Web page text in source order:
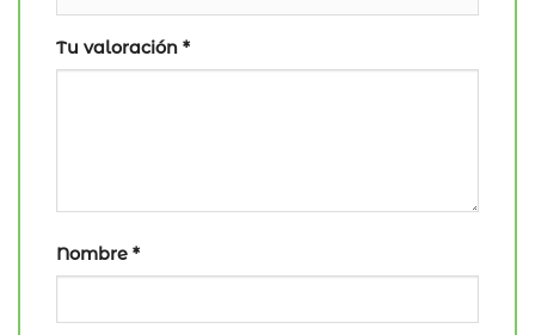
Tu valoración *
Nombre *